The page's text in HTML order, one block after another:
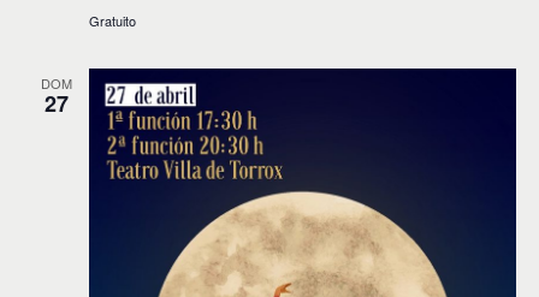
Gratuito
DOM
27